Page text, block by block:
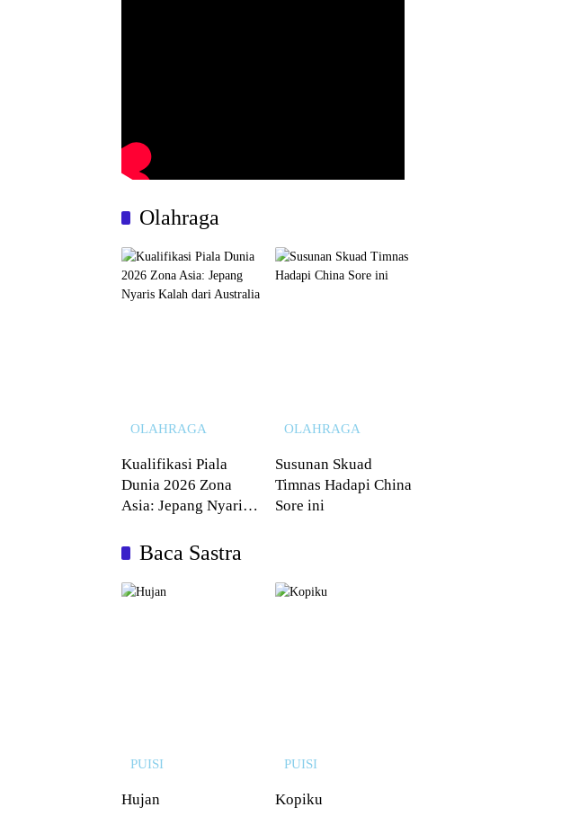
Olahraga
OLAHRAGA
Kualifikasi Piala
Dunia 2026 Zona
Asia: Jepang Nyaris
OLAHRAGA
Susunan Skuad
Timnas Hadapi China
Sore ini
Baca Sastra
PUISI
Hujan
PUISI
Kopiku